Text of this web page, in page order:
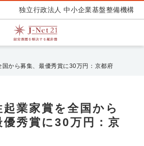
独立行政法人 中小企業基盤整備機構
から募集、最優秀賞に30万円：京都府
起業家賞を全国から
優秀賞に30万円：京